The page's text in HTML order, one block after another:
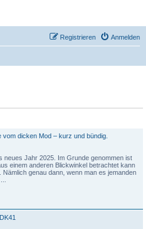
Anmelden
Registrieren
dicken Mod – kurz und bündig.
neues Jahr 2025. Im Grunde genommen ist
einem anderen Blickwinkel betrachtet kann
genau dann, wenn man es jemanden